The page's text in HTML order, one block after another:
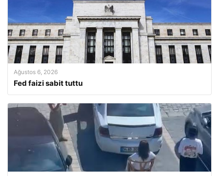
Ağustos 6, 2026
Fed faizi sabit tuttu